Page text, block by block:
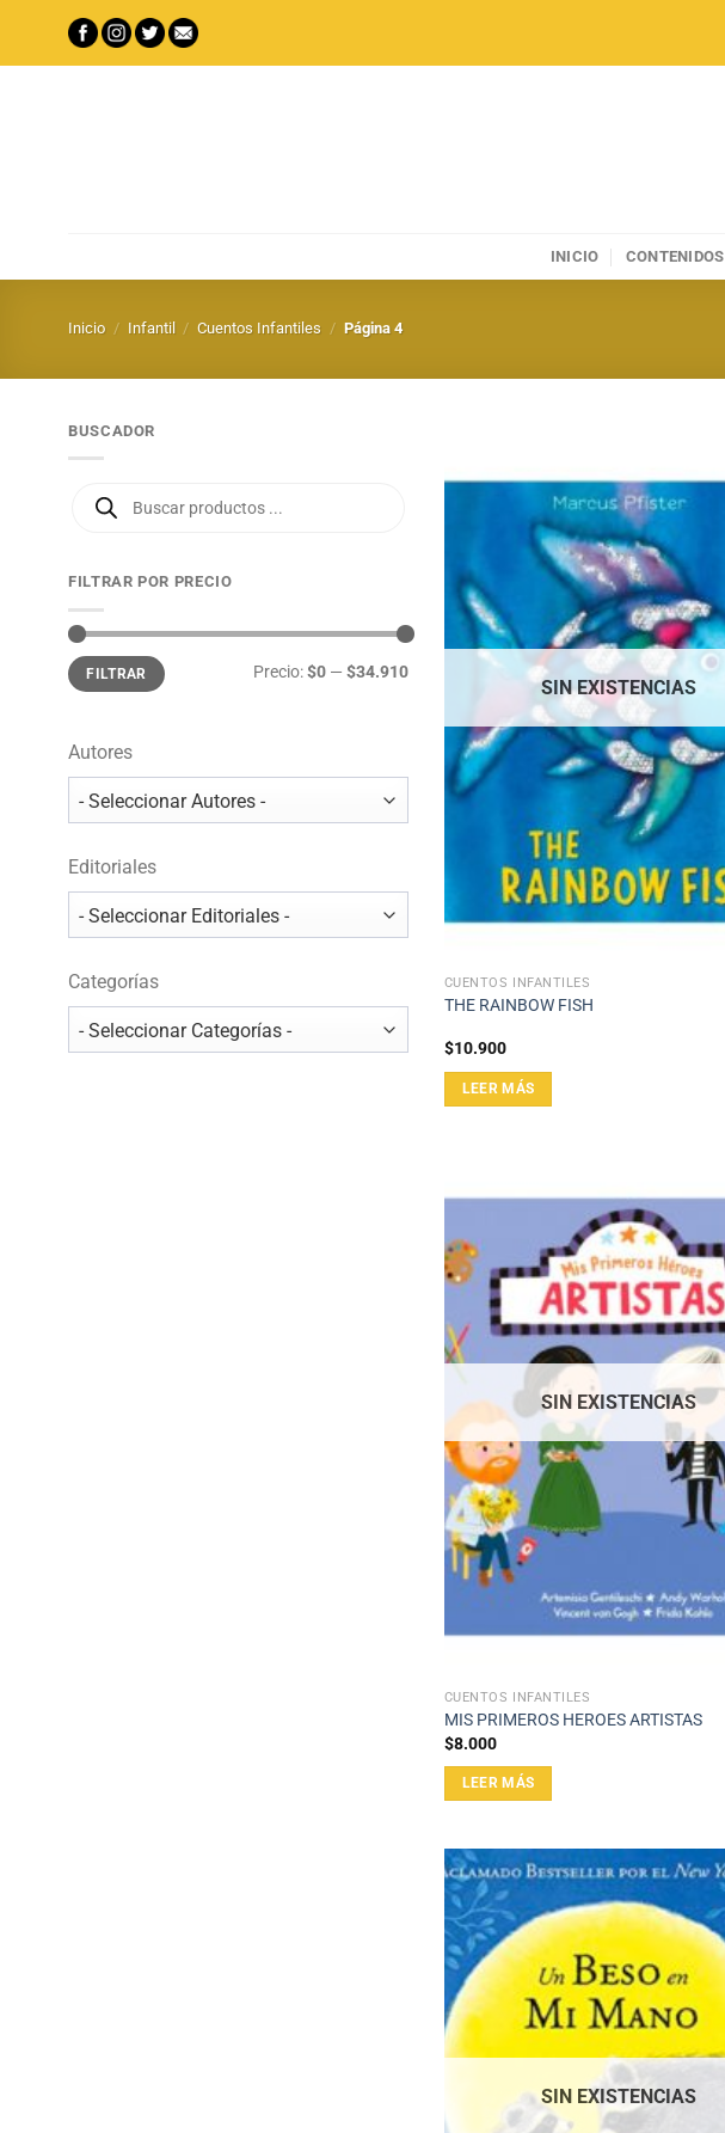
contenido
INICIO CONTENIDOS
Inicio / Infantil / Cuentos Infantiles / Página 4
BUSCADOR
Búsqueda
FILTRAR POR PRECIO
Precio
mínimo
Precio
máximo
FILTRAR Precio:$0 — $34.910
Autores
Editoriales
Categorías
SIN EXISTENCIAS
CUENTOS INFANTILES
THE RAINBOW FISH
$10.900
LEER MÁS
SIN EXISTENCIAS
CUENTOS INFANTILES
MIS PRIMEROS HEROES ARTISTAS
$8.000
LEER MÁS
SIN EXISTENCIAS